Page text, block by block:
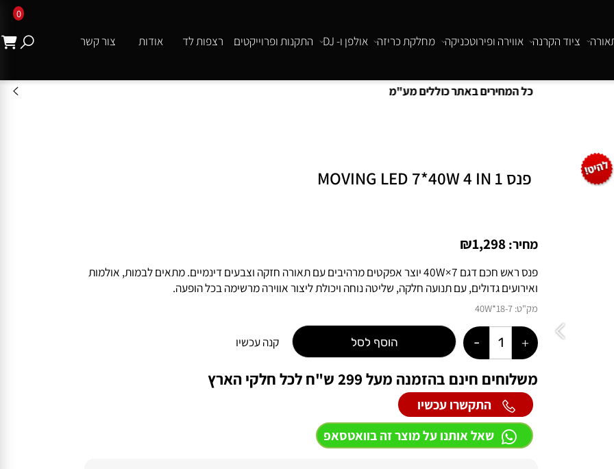
כל המחירים באתר כוללים מע"מ
0
ציוד הקרנה אווירה ופירוטכניקה מחלקת כריזה אולפן ו- DJ התקנות ופרוייקטים רצפות לד אודות צור קשר
פנס MOVING LED 7*40W 4 IN 1
מחיר: ₪1,298
פנס ראש חכם דגם 7×40W יוצר אפקטים מרהיבים עם תאורה חזקה וצבעים דינמיים. מתאים לבמות, אולמות
ואירועים גדולים, עם תנועה חלקה, שליטה נוחה ויכולת ליצור אווירה מרשימה בכל הופעה.
מק"ט:
הוסף לסל
משלוחים חינם בהזמנה מעל 299 ש"ח לכל חלקי הארץ
התקשרו עכשיו
שאל אותנו על מוצר זה בוואטסאפ